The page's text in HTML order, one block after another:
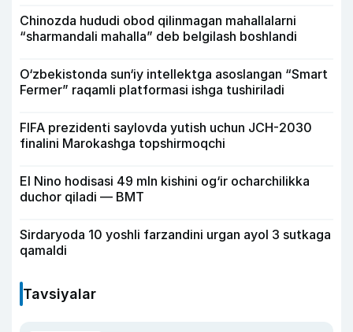
Chinozda hududi obod qilinmagan mahallalarni
“sharmandali mahalla” deb belgilash boshlandi
O‘zbekistonda sun‘iy intellektga asoslangan “Smart
Fermer” raqamli platformasi ishga tushiriladi
FIFA prezidenti saylovda yutish uchun JCH-2030
finalini Marokashga topshirmoqchi
El Nino hodisasi 49 mln kishini og‘ir ocharchilikka
duchor qiladi — BMT
Sirdaryoda 10 yoshli farzandini urgan ayol 3 sutkaga
qamaldi
Tavsiyalar